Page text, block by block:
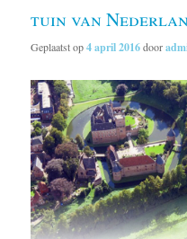
tuin van
Geplaatst op4 april 2016door